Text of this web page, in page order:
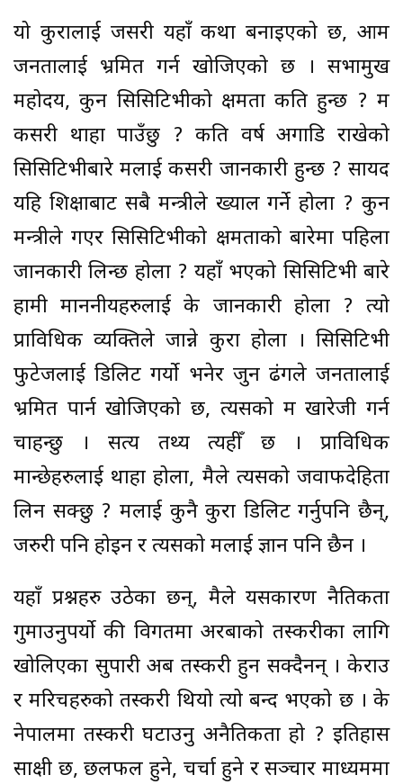
यो कुरालाई जसरी यहाँ कथा बनाइएको छ, आम
जनतालाई भ्रमित गर्न खोजिएको छ । सभामुख
महोदय, कुन सिसिटिभीको क्षमता कति हुन्छ ? म
कसरी थाहा पाउँछु ? कति वर्ष अगाडि राखेको
सिसिटिभीबारे मलाई कसरी जानकारी हुन्छ ? सायद
यहि शिक्षाबाट सबै मन्त्रीले ख्याल गर्ने होला ? कुन
मन्त्रीले गएर सिसिटिभीको क्षमताको बारेमा पहिला
जानकारी लिन्छ होला ? यहाँ भएको सिसिटिभी बारे
हामी माननीयहरुलाई के जानकारी होला ? त्यो
प्राविधिक व्यक्तिले जान्ने कुरा होला । सिसिटिभी
फुटेजलाई डिलिट गर्यो भनेर जुन ढंगले जनतालाई
भ्रमित पार्न खोजिएको छ, त्यसको म खारेजी गर्न
चाहन्छु । सत्य तथ्य त्यहीँ छ । प्राविधिक
मान्छेहरुलाई थाहा होला, मैले त्यसको जवाफदेहिता
लिन सक्छु ? मलाई कुनै कुरा डिलिट गर्नुपनि छैन्,
जरुरी पनि होइन र त्यसको मलाई ज्ञान पनि छैन ।
यहाँ प्रश्नहरु उठेका छन्, मैले यसकारण नैतिकता
गुमाउनुपर्यो की विगतमा अरबौंको तस्करीका लागि
खोलिएका सुपारी अब तस्करी हुन सक्दैनन् । केराउ
र मरिचहरुको तस्करी थियो त्यो बन्द भएको छ । के
नेपालमा तस्करी घटाउनु अनैतिकता हो ? इतिहास
साक्षी छ, छलफल हुने, चर्चा हुने र सञ्चार माध्यममा